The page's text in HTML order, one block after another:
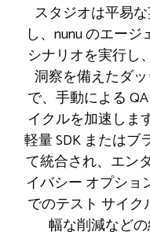
スタジオは平易
し、nunu のエー
シナリオを実行し
洞察を備えたダ
で、手動による
イクルを加速しま
軽量 SDK またはブ
て統合され、エン
イバシー オプシ
でのテスト サイク
幅な削減など